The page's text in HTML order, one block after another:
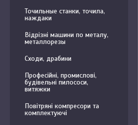
Точильные станки, точила,
наждаки
Відрізні машини по металу,
металлорезы
Сходи, драбини
Професійні, промислові,
будівельні пилососи,
витяжки
Повітряні компресори та
комплектуючі